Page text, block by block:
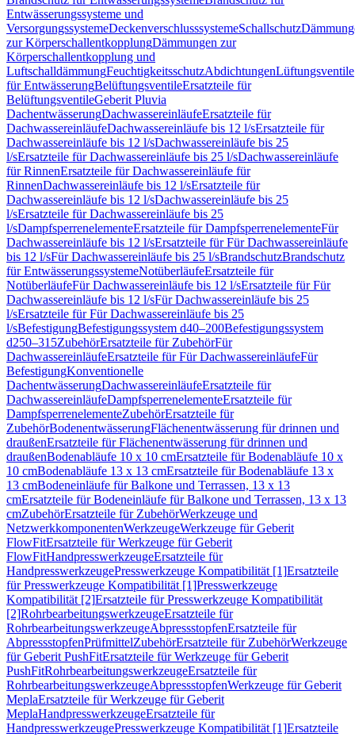
Entwässerungssysteme und
VersorgungssystemeDeckenverschlusssystemeSchallschutz
zur KörperschallentkopplungDämmungen zur
Körperschallentkopplung und
LuftschalldämmungFeuchtigkeitsschutzAbdichtungenLüftungsventile
für EntwässerungBelüftungsventileErsatzteile für
BelüftungsventileGeberit Pluvia
DachentwässerungDachwassereinläufeErsatzteile für
DachwassereinläufeDachwassereinläufe bis 12 l/sErsatzteile für
Dachwassereinläufe bis 12 l/sDachwassereinläufe bis 25
l/sErsatzteile für Dachwassereinläufe bis 25 l/sDachwassereinläufe
für RinnenErsatzteile für Dachwassereinläufe für
RinnenDachwassereinläufe bis 12 l/sErsatzteile für
Dachwassereinläufe bis 12 l/sDachwassereinläufe bis 25
l/sErsatzteile für Dachwassereinläufe bis 25
l/sDampfsperrenelementeErsatzteile für DampfsperrenelementeFür
Dachwassereinläufe bis 12 l/sErsatzteile für Für Dachwassereinläufe
bis 12 l/sFür Dachwassereinläufe bis 25 l/sBrandschutzBrandschutz
für EntwässerungssystemeNotüberläufeErsatzteile für
NotüberläufeFür Dachwassereinläufe bis 12 l/sErsatzteile für Für
Dachwassereinläufe bis 12 l/sFür Dachwassereinläufe bis 25
l/sErsatzteile für Für Dachwassereinläufe bis 25
l/sBefestigungBefestigungssystem d40–200Befestigungssystem
d250–315ZubehörErsatzteile für ZubehörFür
DachwassereinläufeErsatzteile für Für DachwassereinläufeFür
BefestigungKonventionelle
DachentwässerungDachwassereinläufeErsatzteile für
DachwassereinläufeDampfsperrenelementeErsatzteile für
DampfsperrenelementeZubehörErsatzteile für
ZubehörBodenentwässerungFlächenentwässerung für drinnen und
draußenErsatzteile für Flächenentwässerung für drinnen und
draußenBodenabläufe 10 x 10 cmErsatzteile für Bodenabläufe 10 x
10 cmBodenabläufe 13 x 13 cmErsatzteile für Bodenabläufe 13 x
13 cmBodeneinläufe für Balkone und Terrassen, 13 x 13
cmErsatzteile für Bodeneinläufe für Balkone und Terrassen, 13 x 13
cmZubehörErsatzteile für ZubehörWerkzeuge und
NetzwerkkomponentenWerkzeugeWerkzeuge für Geberit
FlowFitErsatzteile für Werkzeuge für Geberit
FlowFitHandpresswerkzeugeErsatzteile für
HandpresswerkzeugePresswerkzeuge Kompatibilität [1]Ersatzteile
für Presswerkzeuge Kompatibilität [1]Presswerkzeuge
Kompatibilität [2]Ersatzteile für Presswerkzeuge Kompatibilität
[2]RohrbearbeitungswerkzeugeErsatzteile für
RohrbearbeitungswerkzeugeAbpressstopfenErsatzteile für
AbpressstopfenPrüfmittelZubehörErsatzteile für ZubehörWerkzeuge
für Geberit PushFitErsatzteile für Werkzeuge für Geberit
PushFitRohrbearbeitungswerkzeugeErsatzteile für
RohrbearbeitungswerkzeugeAbpressstopfenWerkzeuge für Geberit
MeplaErsatzteile für Werkzeuge für Geberit
MeplaHandpresswerkzeugeErsatzteile für
HandpresswerkzeugePresswerkzeuge Kompatibilität [1]Ersatzteile